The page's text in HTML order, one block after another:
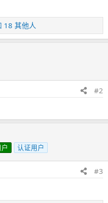
18 其他人
#2
认证用户
#3